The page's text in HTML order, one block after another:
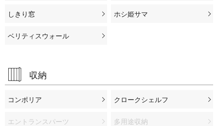
しきり窓 ホシ姫サマ
ベリティスウォール
収納
コンポリア クロークシェルフ
エントランスパーツ 多用途収納